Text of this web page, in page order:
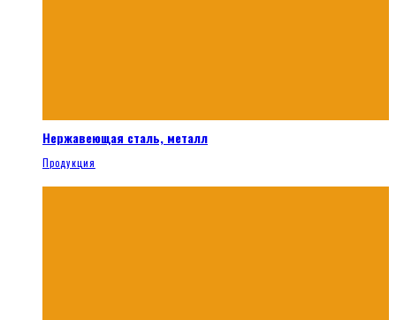
Нержавеющая сталь, металл
Продукция